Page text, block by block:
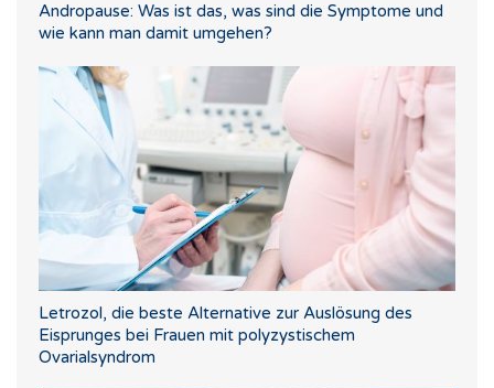
Andropause: Was ist das, was sind die Symptome und
wie kann man damit umgehen?
Letrozol, die beste Alternative zur Auslösung des
Eisprunges bei Frauen mit polyzystischem
Ovarialsyndrom